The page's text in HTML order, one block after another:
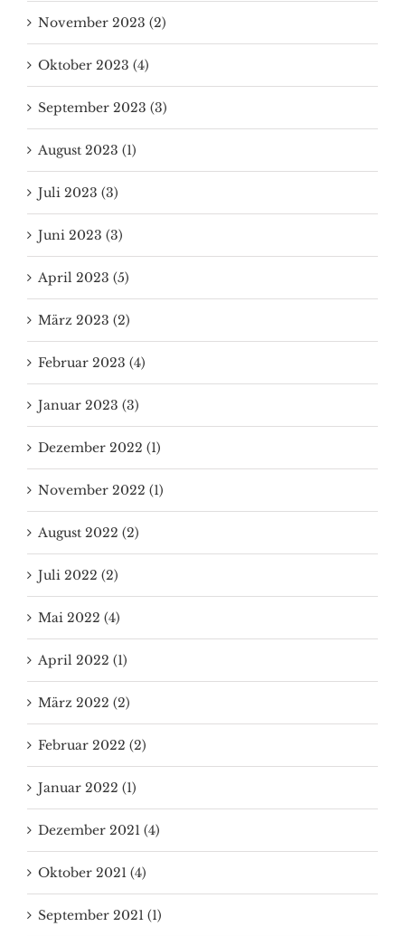
November 2023 (2)
Oktober 2023 (4)
September 2023 (3)
August 2023 (1)
Juli 2023 (3)
Juni 2023 (3)
April 2023 (5)
März 2023 (2)
Februar 2023 (4)
Januar 2023 (3)
Dezember 2022 (1)
November 2022 (1)
August 2022 (2)
Juli 2022 (2)
Mai 2022 (4)
April 2022 (1)
März 2022 (2)
Februar 2022 (2)
Januar 2022 (1)
Dezember 2021 (4)
Oktober 2021 (4)
September 2021 (1)